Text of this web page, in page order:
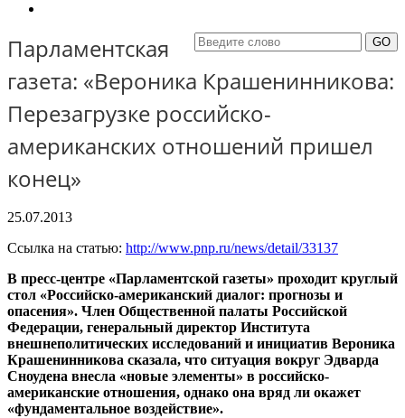
Парламентская
газета: «Вероника Крашенинникова:
Перезагрузке российско-
американских отношений пришел
конец»
25.07.2013
Ссылка на статью: http://www.pnp.ru/news/detail/33137
В пресс-центре «Парламентской газеты» проходит круглый
стол «Российско-американский диалог: прогнозы и
опасения». Член Общественной палаты Российской
Федерации, генеральный директор Института
внешнеполитических исследований и инициатив Вероника
Крашенинникова сказала, что ситуация вокруг Эдварда
Сноудена внесла «новые элементы» в российско-
американские отношения, однако она вряд ли окажет
«фундаментальное воздействие».